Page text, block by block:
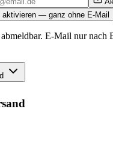
aktivieren — ganz ohne E-Mail
E-Mail nur nach